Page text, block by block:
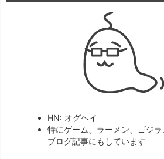
HN: オグヘイ
特にゲーム、ラーメン、ゴジ
ブログ記事にもしています